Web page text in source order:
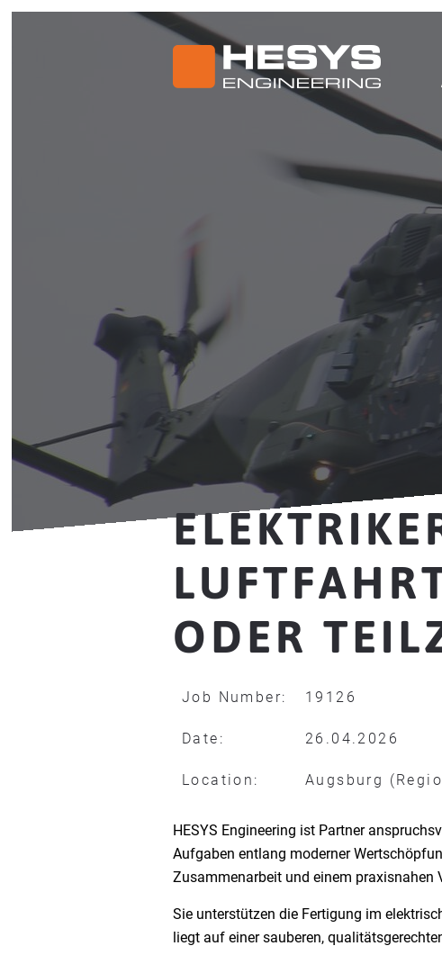
ODER
Job Number: 19126
Date: 26.04.2026
Location: Augsburg
HESYS Engineering ist Partner
Aufgaben entlang moderner
Zusammenarbeit und einem praxisnahen
Sie unterstützen die Fertigung im
liegt auf einer sauberen,